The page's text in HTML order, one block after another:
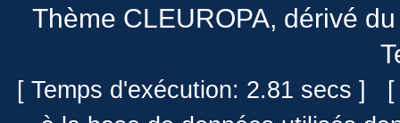
Thème CLEUROPA, dérivé
[ Temps d'exécution: 2.81 secs ]